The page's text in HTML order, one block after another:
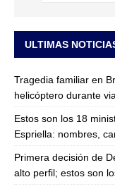
ULTIMAS
Tragedia familiar en
helicóptero durante
Estos son los 18
Espriella: nombres,
Primera decisión de
alto perfil; estos son